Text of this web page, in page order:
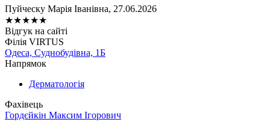
Пуйческу Марія Іванівна, 27.06.2026
★★★★★
Відгук на сайті
Філія VIRTUS
Одеса, Суднобудівна, 1Б
Напрямок
Дерматологія
Фахівець
Гордєйкін Максим Ігорович